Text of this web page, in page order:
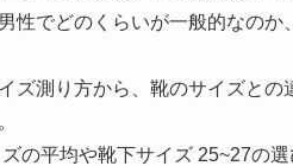
性でどのくらいが一般的なの
ズ測り方から、靴のサイズと
ズの平均や靴下サイズ 25~27の